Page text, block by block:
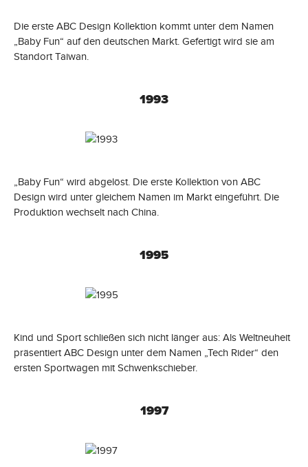
Die erste ABC Design Kollektion kommt unter dem Namen
„Baby Fun“ auf den deutschen Markt. Gefertigt wird sie am
Standort Taiwan.
1993
„Baby Fun“ wird abgelöst. Die erste Kollektion von ABC
Design wird unter gleichem Namen im Markt eingeführt. Die
Produktion wechselt nach China.
1995
Kind und Sport schließen sich nicht länger aus: Als Weltneuheit
präsentiert ABC Design unter dem Namen „Tech Rider“ den
ersten Sportwagen mit Schwenkschieber.
1997